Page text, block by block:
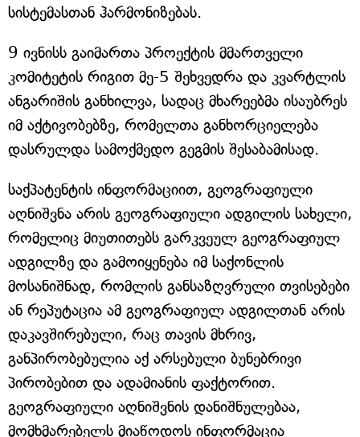
სისტემასთან ჰარმონიზებას.
9 ივნისს გაიმართა პროექტის მმართველი
კომიტეტის რიგით მე-5 შეხვედრა და კვარტლის
ანგარიშის განხილვა, სადაც მხარეებმა ისაუბრეს
იმ აქტივობებზე, რომელთა განხორციელება
დასრულდა სამოქმედო გეგმის შესაბამისად.
საქპატენტის ინფორმაციით, გეოგრაფიული
აღნიშვნა არის გეოგრაფიული ადგილის სახელი,
რომელიც მიუთითებს გარკვეულ გეოგრაფიულ
ადგილზე და გამოიყენება იმ საქონლის
მოსანიშნად, რომლის განსაზღვრული თვისებები
ან რეპუტაცია ამ გეოგრაფიულ ადგილთან არის
დაკავშირებული, რაც თავის მხრივ,
განპირობებულია აქ არსებული ბუნებრივი
პირობებით და ადამიანის ფაქტორით.
გეოგრაფიული აღნიშვნის დანიშნულებაა,
მომხმარებელს მიაწოდოს ინფორმაცია